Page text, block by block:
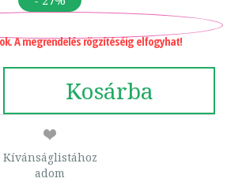
A megrendelés rögzítéséig elfogyhat!
Kosárba
Kívánságlistához
adom